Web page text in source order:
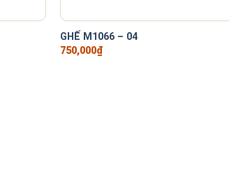
GHẾ M1066 – 04
750,000₫